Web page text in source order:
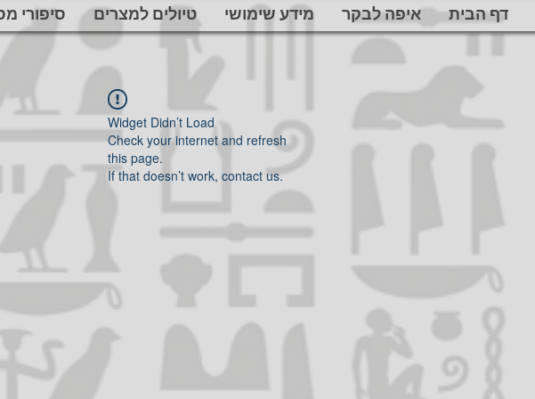
דף הבית איפה לבקר מידע שימושי טיולים למצרים סיפורי
Widget Didn’t Load
Check your internet and refresh
this page.
If that doesn’t work, contact us.